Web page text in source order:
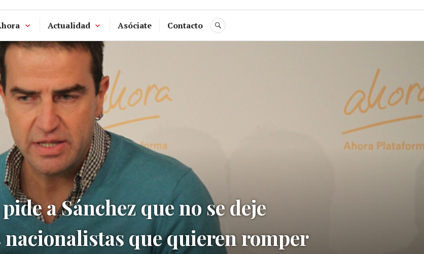
Actualidad Asóciate Contacto BUSCAR
a Sánchez que no se deje
que quieren romper